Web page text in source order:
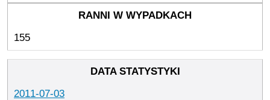
155
2011-07-03